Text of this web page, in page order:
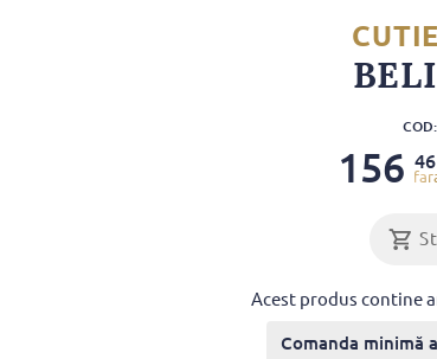
156 46
Acest produs contine
Comanda minimă